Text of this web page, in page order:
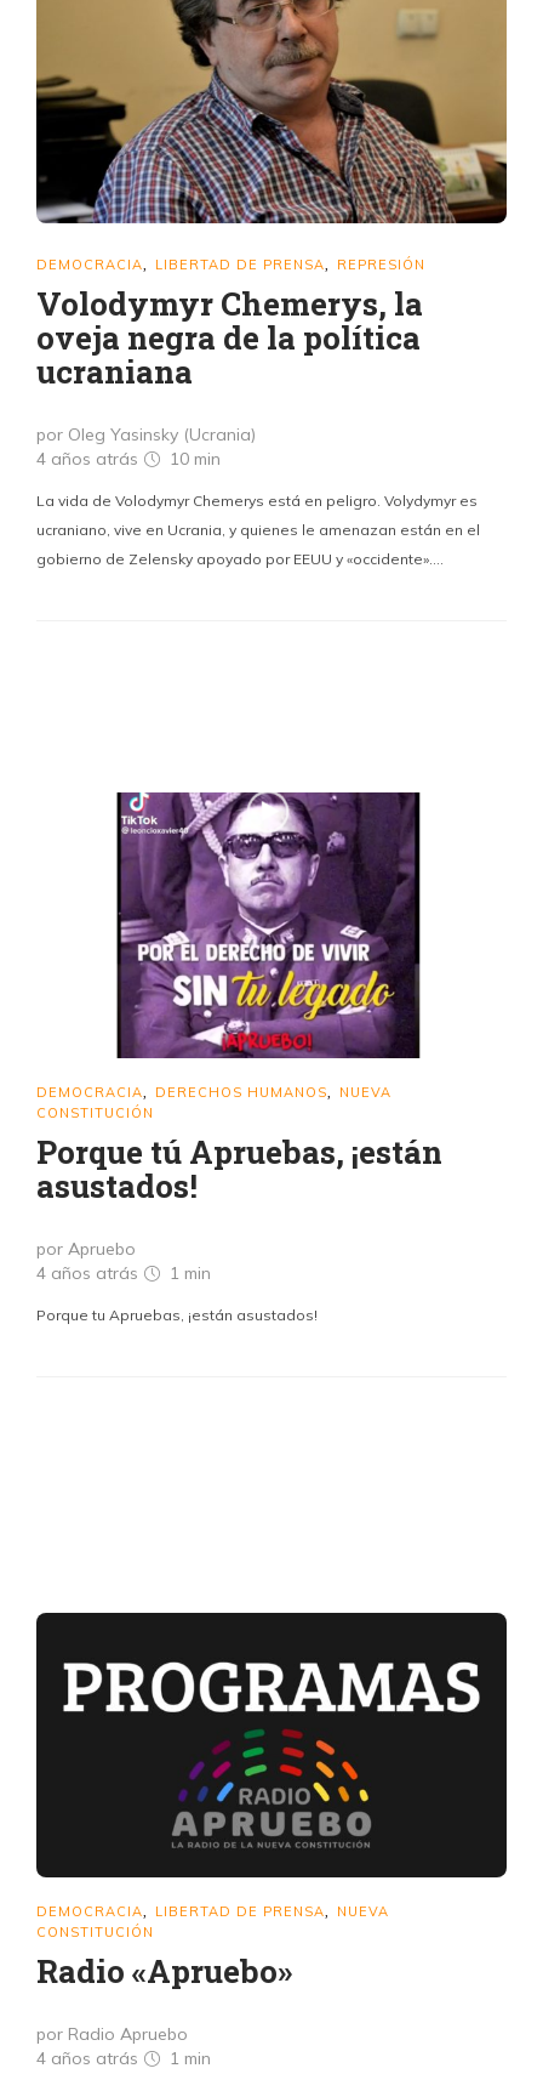
DEMOCRACIA LIBERTAD DE PRENSA REPRESIÓN
Volodymyr Chemerys, la
oveja negra de la política
ucraniana
por Oleg Yasinsky (Ucrania)
4 años atrás
10 min
La vida de Volodymyr Chemerys está en peligro. Volydymyr es
ucraniano, vive en Ucrania, y quienes le amenazan están en el
gobierno de Zelensky apoyado por EEUU y «occidente»….
DEMOCRACIA DERECHOS HUMANOS
NUEVA
CONSTITUCIÓN
Porque tú Apruebas, ¡están
asustados!
por Apruebo
4 años atrás
1 min
Porque tu Apruebas, ¡están asustados!
DEMOCRACIA LIBERTAD DE PRENSA
NUEVA
CONSTITUCIÓN
Radio «Apruebo»
por Radio Apruebo
4 años atrás
1 min